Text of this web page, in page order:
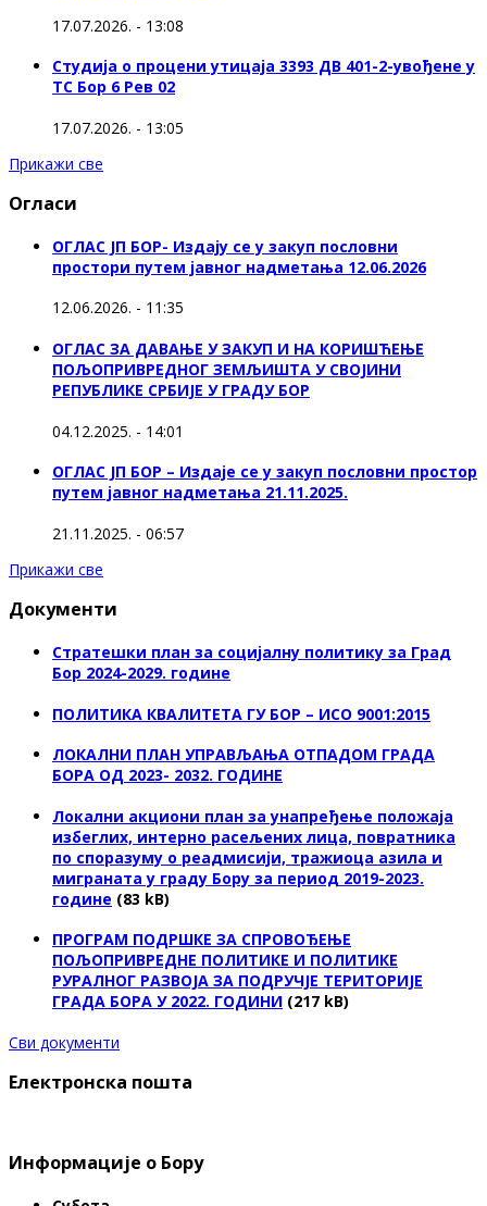
17.07.2026. - 13:08
Студија о процени утицаја 3393 ДВ 401-2-увођене у
ТС Бор 6 Рев 02
17.07.2026. - 13:05
Прикажи све
Огласи
ОГЛАС ЈП БОР- Издају се у закуп пословни
простори путем јавног надметања 12.06.2026
12.06.2026. - 11:35
ОГЛАС ЗА ДАВАЊЕ У ЗАКУП И НА КОРИШЋЕЊЕ
ПОЉОПРИВРЕДНОГ ЗЕМЉИШТА У СВОЈИНИ
РЕПУБЛИКЕ СРБИЈЕ У ГРАДУ БОР
04.12.2025. - 14:01
ОГЛАС ЈП БОР – Издаје се у закуп пословни простор
путем јавног надметања 21.11.2025.
21.11.2025. - 06:57
Прикажи све
Документи
Стратешки план за социјалну политику за Град
Бор 2024-2029. године
ПОЛИТИКА КВАЛИТЕТА ГУ БОР – ИСО 9001:2015
ЛОКАЛНИ ПЛАН УПРАВЉАЊА ОТПАДОМ ГРАДА
БОРА ОД 2023- 2032. ГОДИНЕ
Локални акциони план за унапређење положаја
избеглих, интерно расељених лица, повратника
по споразуму о реадмисији, тражиоца азила и
миграната у граду Бору за период 2019-2023.
године (83 kB)
ПРОГРАМ ПОДРШКЕ ЗА СПРОВОЂЕЊЕ
ПОЉОПРИВРЕДНЕ ПОЛИТИКЕ И ПОЛИТИКЕ
РУРАЛНОГ РАЗВОЈА ЗА ПОДРУЧЈЕ ТЕРИТОРИЈЕ
ГРАДА БОРА У 2022. ГОДИНИ (217 kB)
Сви документи
Електронска пошта
Информације о Бору